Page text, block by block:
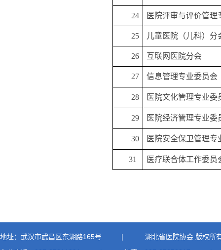
24 医院评审与评价管理
25 儿童医院（儿科）分
26 互联网医院分会
27 信息管理专业委员会
28 医院文化管理专业委
29 医院经济管理专业委
30 医院安全保卫管理专
31 医疗联合体工作委员
地址：武汉市武昌区东湖路165号 |
湖北省医院协会 版权所